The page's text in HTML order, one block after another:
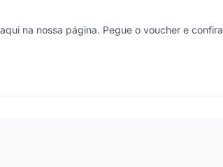
na nossa página. Pegue o voucher e confira